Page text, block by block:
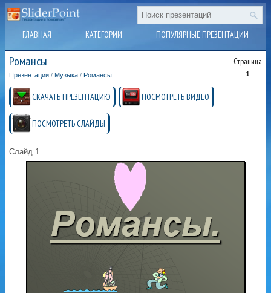
ГЛАВНАЯ КАТЕГОРИИ ПОПУЛЯРНЫЕ ПРЕЗЕНТАЦИИ
Романсы Страница
1
Презентации / Музыка / Романсы
СКАЧАТЬ ПРЕЗЕНТАЦИЮ ПОСМОТРЕТЬ ВИДЕО
ПОСМОТРЕТЬ СЛАЙДЫ
Слайд 1